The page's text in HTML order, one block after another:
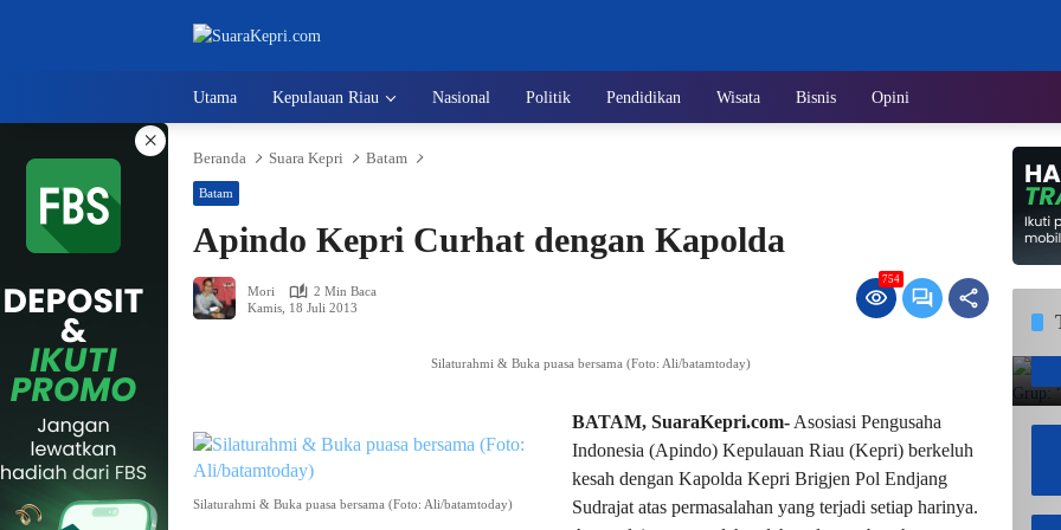
Utama Kepulauan Riau Nasional Politik Pendidikan Wisata Bisnis Opini
×
Beranda Suara Kepri Batam
Batam
Apindo Kepri Curhat dengan Kapolda
Mori
2 Min Baca
Kamis, 18 Juli 2013
754
Silaturahmi & Buka puasa bersama (Foto: Ali/batamtoday)
Silaturahmi & Buka puasa bersama (Foto: Ali/batamtoday)
BATAM, SuaraKepri.com- Asosiasi Pengusaha
Indonesia (Apindo) Kepulauan Riau (Kepri) berkeluh
kesah dengan Kapolda Kepri Brigjen Pol Endjang
Sudrajat atas permasalahan yang terjadi setiap harinya.